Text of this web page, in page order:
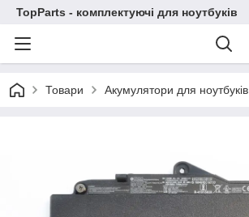
TopParts - комплектуючі для ноутбуків
Товари Акумулятори для ноутбуків